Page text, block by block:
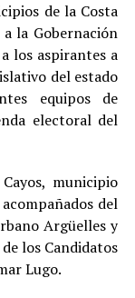
de la Costa
la Gobernación
los aspirantes a
del estado
equipos de
electoral del
municipio
del
Argüelles y
los Candidatos
Lugo.